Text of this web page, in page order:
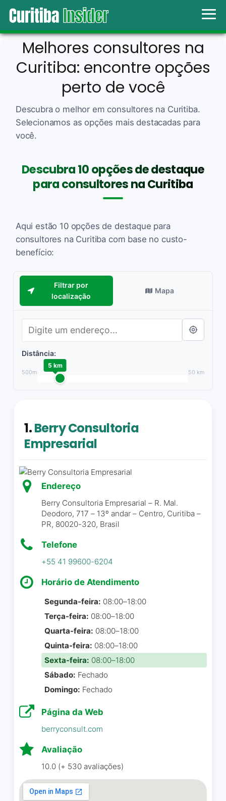
Melhores consultores na
Curitiba: encontre opções
perto de você
Descubra o melhor em consultores na Curitiba.
Selecionamos as opções mais destacadas para
você.
Descubra 10 opções de destaque
para consultores na Curitiba
Aqui estão 10 opções de destaque para
consultores na Curitiba com base no custo-
benefício:
Filtrar por
localização
Mapa
Distância:
500m
5 km
50 km
1.Berry Consultoria
Empresarial
Endereço
Berry Consultoria Empresarial – R. Mal.
Deodoro, 717 – 13º andar – Centro, Curitiba –
PR, 80020-320, Brasil
Telefone
+55 41 99600-6204
Horário de Atendimento
Segunda-feira: 08:00–18:00
Terça-feira: 08:00–18:00
Quarta-feira: 08:00–18:00
Quinta-feira: 08:00–18:00
Sexta-feira: 08:00–18:00
Sábado: Fechado
Domingo: Fechado
Página da Web
berryconsult.com
Avaliação
10.0 (+ 530 avaliações)